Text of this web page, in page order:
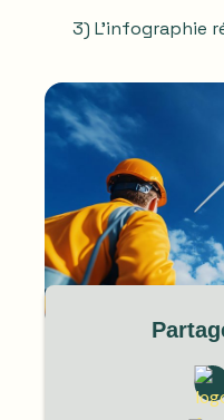
3) L'infographie